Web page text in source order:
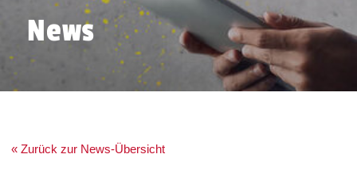
News
« Zurück zur News-Übersicht